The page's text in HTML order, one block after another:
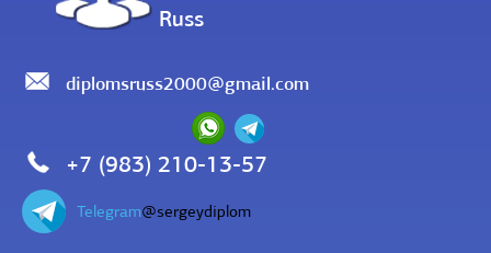
Russ
diplomsruss2000@gmail.com
+7 (983) 210-13-57
Telegram@sergeydiplom